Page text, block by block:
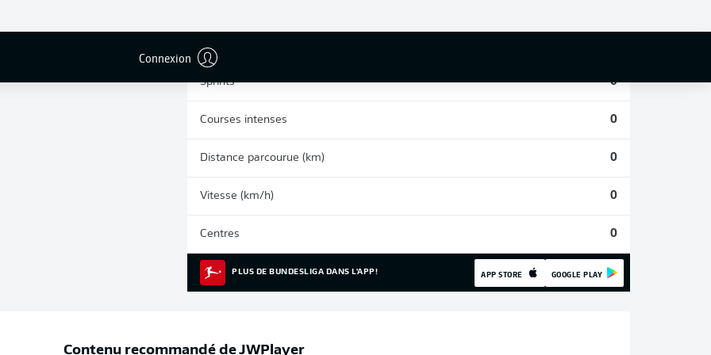
Connexion
Sprints 0
Courses intenses 0
Distance parcourue (km) 0
Vitesse (km/h) 0
Centres 0
PLUS DE BUNDESLIGA DANS L'APP! APP STORE GOOGLE PLAY
Contenu recommandé deJWPlayer